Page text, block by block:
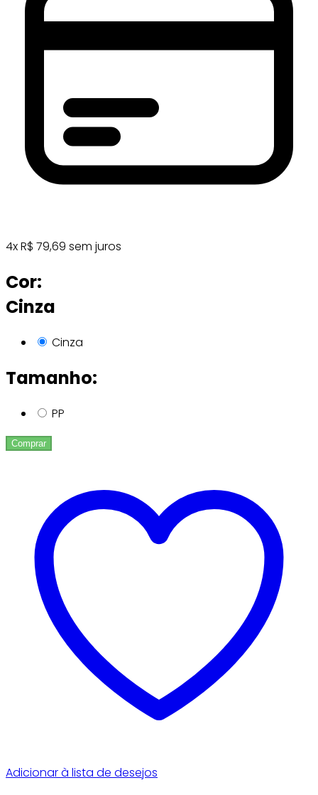
4xR$ 79,69 sem juros
Cor:
Cinza
Cinza
Tamanho:
PP
Comprar
Adicionar à lista de desejos